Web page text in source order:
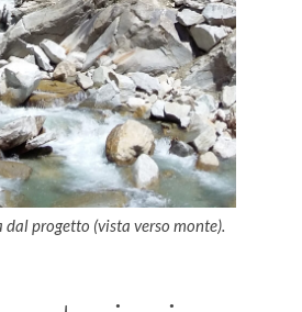
progetto (vista verso monte).